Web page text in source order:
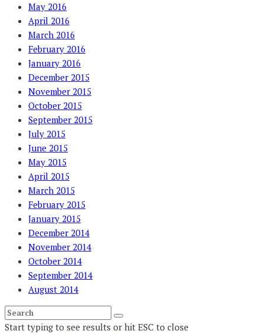
May 2016
April 2016
March 2016
February 2016
January 2016
December 2015
November 2015
October 2015
September 2015
July 2015
June 2015
May 2015
April 2015
March 2015
February 2015
January 2015
December 2014
November 2014
October 2014
September 2014
August 2014
Start typing to see results or hit ESC to close